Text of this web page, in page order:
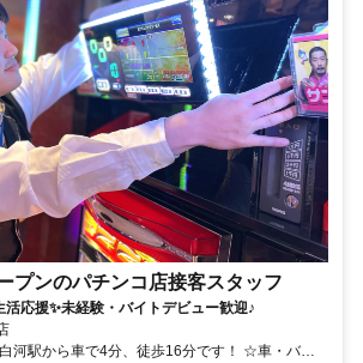
プンのパチンコ店接客スタッフ
応援✨未経験・バイトデビュー歓迎♪
河駅から車で4分、徒歩16分です！ ☆車・バイ